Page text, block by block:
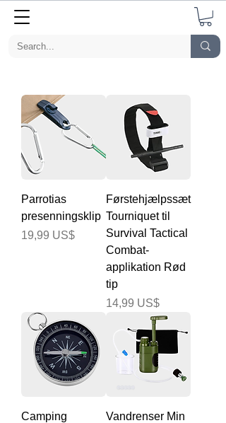
Parrotias
presenningsklip
Pris
19,99 US$
Førstehjælpssæt
Tourniquet til
Survival Tactical
Combat-
applikation Rød
tip
Pris
14,99 US$
Camping
Vandrenser Min